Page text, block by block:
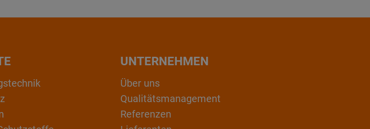
UNTERNEHMEN
Über uns
Qualitätsmanagement
Referenzen